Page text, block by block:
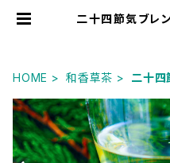
二十四節気ブレ
HOME 和香草茶 二十四